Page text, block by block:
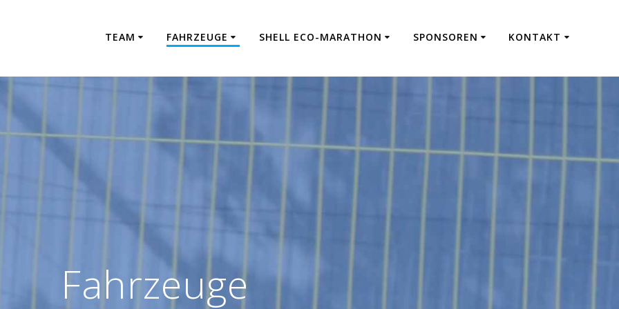
TEAM FAHRZEUGE SHELL ECO-MARATHON SPONSOREN KONTAKT
Fahrzeuge